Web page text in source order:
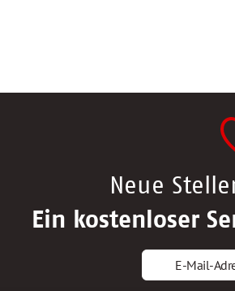
Neue
Ein kostenloser
E-Mail-